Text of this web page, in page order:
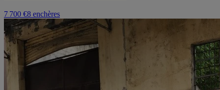
7 700 €8 enchères